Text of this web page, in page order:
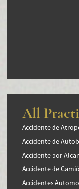
All
Accidente de
Accidente de
Accidente por
Accidente de
Accidentes